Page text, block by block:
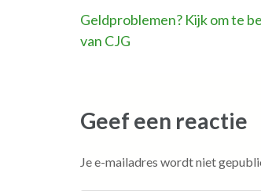
Bericht
navigatie
Geldproblemen? Kijk om te
van CJG
Geef een reactie
Je e-mailadres wordt niet